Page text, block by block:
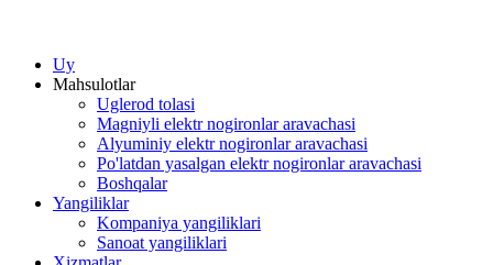
Uy
Mahsulotlar
Uglerod tolasi
Magniyli elektr nogironlar aravachasi
Alyuminiy elektr nogironlar aravachasi
Po'latdan yasalgan elektr nogironlar aravachasi
Boshqalar
Yangiliklar
Kompaniya yangiliklari
Sanoat yangiliklari